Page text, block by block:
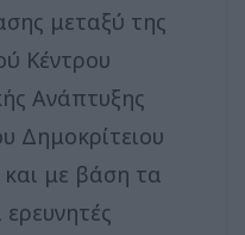
μεταξύ της
Κέντρου
Ανάπτυξης
Δημοκρίτειου
με βάση τα